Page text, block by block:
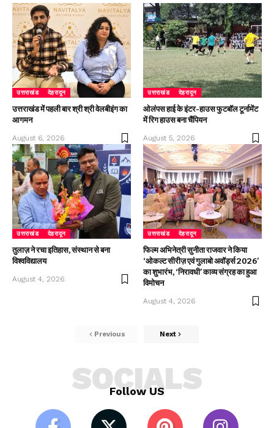
उत्तराखंड देहरादून
उत्तराखंड में पहली बार श्री श्री वेलबीइंग का
आगमन
August 6, 2026
उत्तराखंड देहरादून
ओलंपस हाई के इंटर-हाउस फुटबॉल टूर्नामेंट
में रिग हाउस बना चैंपियन
August 5, 2026
उत्तराखंड देहरादून
तुलाज़ ने रचा इतिहास, संस्थान से बना
विश्वविद्यालय
August 4, 2026
उत्तराखंड देहरादून
फिल्म अभिनेत्री सुनीता राजवार ने किया
‘ओकल्ट सीरीज़ एवं गुलाबो अवॉर्ड्स 2026’
का शुभारंभ, ‘निरावधी’ काव्य संग्रह का हुआ
विमोचन
August 4, 2026
Previous Next
Follow US
SOCIALS